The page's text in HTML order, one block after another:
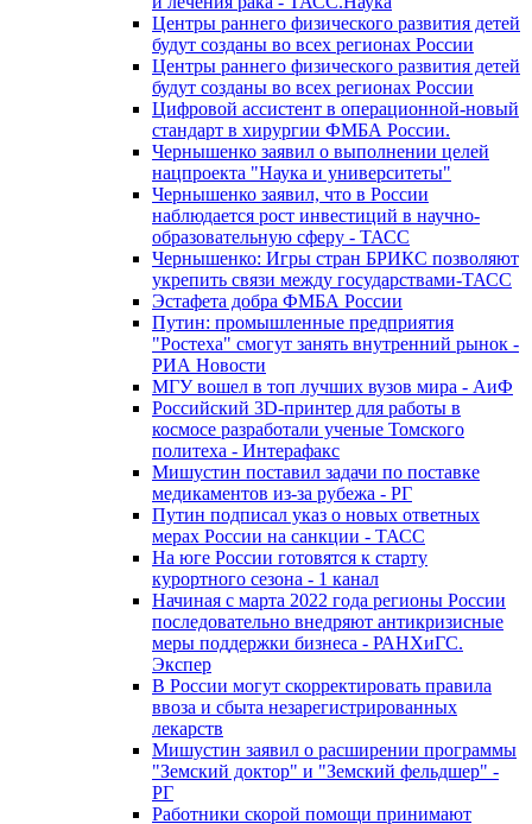
Центры раннего физического развития детей
будут созданы во всех регионах России
Центры раннего физического развития детей
будут созданы во всех регионах России
Цифровой ассистент в операционной-новый
стандарт в хирургии ФМБА России.
Чернышенко заявил о выполнении целей
нацпроекта "Наука и университеты"
Чернышенко заявил, что в России
наблюдается рост инвестиций в научно-
образовательную сферу - ТАСС
Чернышенко: Игры стран БРИКС позволяют
укрепить связи между государствами-ТАСС
Эстафета добра ФМБА России
Путин: промышленные предприятия
"Ростеха" смогут занять внутренний рынок -
РИА Новости
МГУ вошел в топ лучших вузов мира - АиФ
Российский 3D-принтер для работы в
космосе разработали ученые Томского
политеха - Интерафакс
Мишустин поставил задачи по поставке
медикаментов из-за рубежа - РГ
Путин подписал указ о новых ответных
мерах России на санкции - ТАСС
На юге России готовятся к старту
курортного сезона - 1 канал
Начиная с марта 2022 года регионы России
последовательно внедряют антикризисные
меры поддержки бизнеса - РАНХиГС.
Экспер
В России могут скорректировать правила
ввоза и сбыта незарегистрированных
лекарств
Мишустин заявил о расширении программы
"Земский доктор" и "Земский фельдшер" -
РГ
Работники скорой помощи принимают